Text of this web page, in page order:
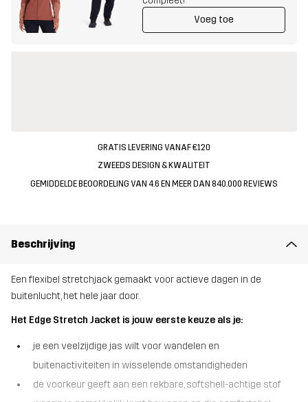
Voeg toe
GRATIS LEVERING VANAF €120
ZWEEDS DESIGN & KWALITEIT
GEMIDDELDE BEOORDELING VAN 4.6 EN MEER DAN 840.000 REVIEWS
Beschrijving
Een flexibel stretchjack gemaakt voor actieve dagen in de
buitenlucht, het hele jaar door.
Het Edge Stretch Jacket is jouw eerste keuze als je:
je een veelzijdige jas wilt voor wandelen en
buitenactiviteiten in wisselende omstandigheden
de voorkeur geeft aan een rekbare, softshell-achtige stof